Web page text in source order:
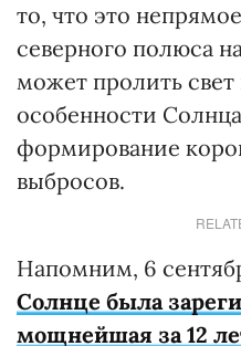
то, что это
северного полюса
может пролить
особенности
формирование
выбросов.
Напомним, 6
Солнце была
мощнейшая за 12